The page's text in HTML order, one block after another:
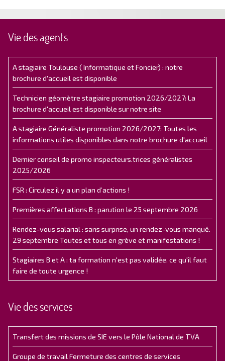
Vie des agents
A stagiaire Toulouse ( Informatique et Foncier) : notre
brochure d'accueil est disponible
Technicien géomètre stagiaire promotion 2026/2027: La
brochure d'accueil est disponible sur notre site
A stagiaire Généraliste promotion 2026/2027: Toutes les
informations utiles disponibles dans notre brochure d'accueil
Dernier conseil de promo inspecteurs.trices généralistes
2025/2026
FSR : Circulez il y a un plan d’actions !
Premières affectations B : parution le 25 septembre 2026
Rendez-vous salarial : sans surprise, un rendez-vous manqué.
29 septembre Toutes et tous en grève et manifestations !
Stagiaires B et A : ta formation n'est pas validée, ce qu'il faut
faire de toute urgence !
Vie des services
Transfert des missions de SIE vers le Pôle National de TVA
Groupe de travail Fermeture des centres de services